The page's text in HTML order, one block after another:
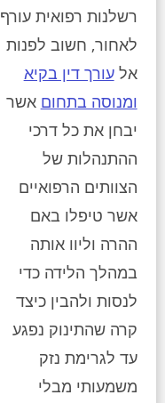
רשלנות רפואית עורף
לאחור, חשוב לפנות
אלעורך דין בקיא
ומנוסה בתחום אשר
יבחן את כל דרכי
ההתנהלות של
הצוותים הרפואיים
אשר טיפלו באם
ההרה וליוו אותה
במהלך הלידה כדי
לנסות ולהבין כיצד
קרה שהתינוק נפגע
עד לגרימת נזק
משמעותי מבלי